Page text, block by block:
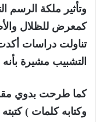
وتأثير ملكة الرسم
كمعرض للظلال
تناولت دراسات
التشبيب مشيرة
كما طرحت بدوي
وكتابه كلمات )